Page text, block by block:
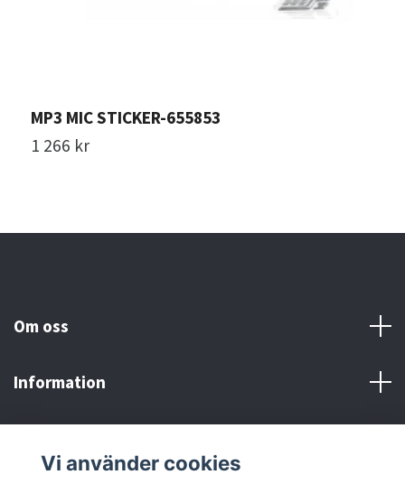
MP3 MIC STICKER-655853
1 266 kr
Om oss
Information
Vi använder cookies